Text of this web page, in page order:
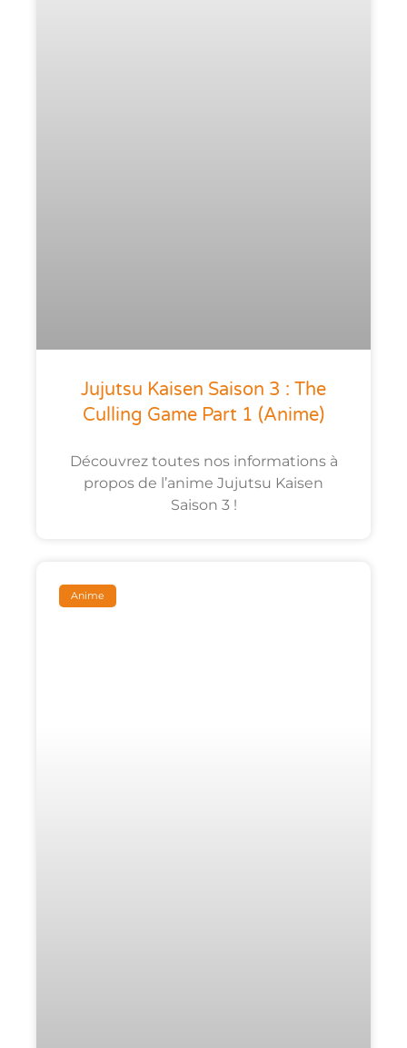
Jujutsu Kaisen Saison 3 : The
Culling Game Part 1 (anime)
Découvrez toutes nos informations à
propos de l’anime Jujutsu Kaisen
Saison 3 !
Anime